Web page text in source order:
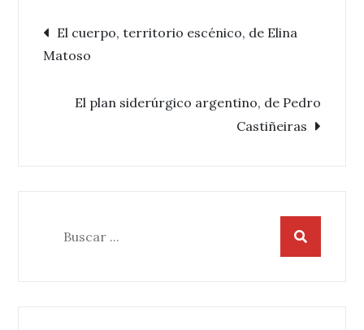
Navegación
de
El cuerpo, territorio escénico, de Elina
Matoso
El plan siderúrgico argentino, de Pedro
Castiñeiras